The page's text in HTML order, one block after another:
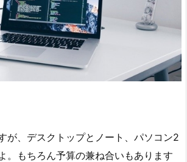
が、デスクトップとノート、パソコン2
。もちろん予算の兼ね合いもあります